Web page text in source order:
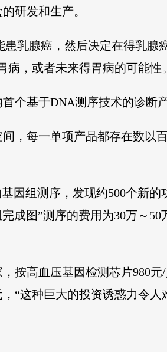
研发和生产。
乳腺癌，然后决定在得乳腺
病，或者未来得胃病的可能性
个基于DNA测序技术的诊断产
，每一单项产品都存在数以
因组测序，发现约500个新的
成图”测序的费用为30万～50
按高血压基因检测芯片980元
“这种巨大的投资诱惑力令人